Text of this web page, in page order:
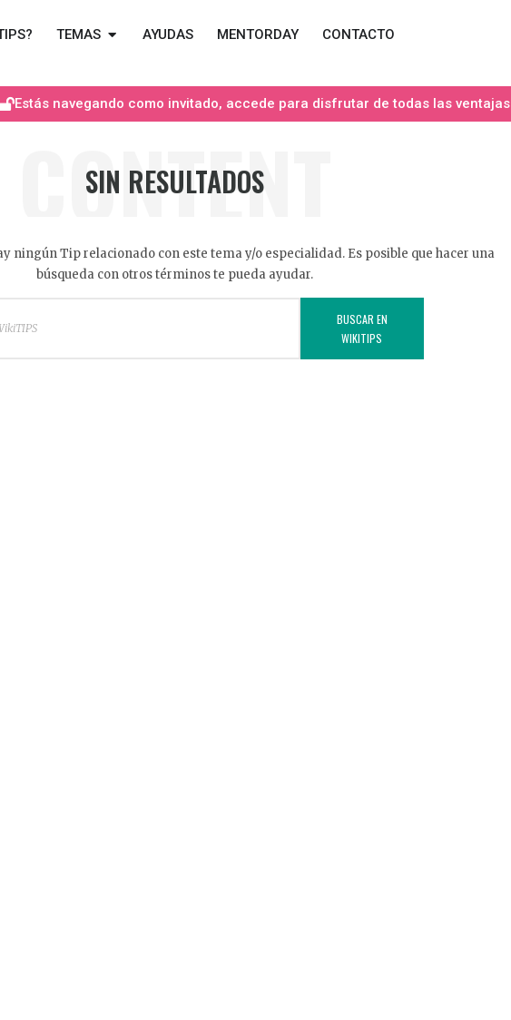
TEMAS AYUDAS MENTORDAY CONTACTO
Estás navegando como invitado, accede para disfrutar de todas las ventajas
CONTENT
SIN RESULTADOS
ningún Tip relacionado con este tema y/o especialidad. Es posible que hacer una
búsqueda con otros términos te pueda ayudar.
BUSCAR EN
WIKITIPS